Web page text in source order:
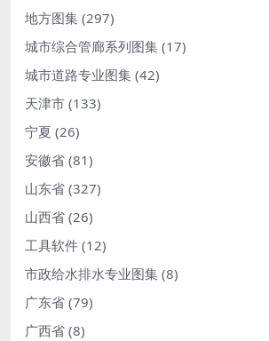
地方图集 (297)
城市综合管廊系列图集 (17)
城市道路专业图集 (42)
天津市 (133)
宁夏 (26)
安徽省 (81)
山东省 (327)
山西省 (26)
工具软件 (12)
市政给水排水专业图集 (8)
广东省 (79)
广西省 (8)